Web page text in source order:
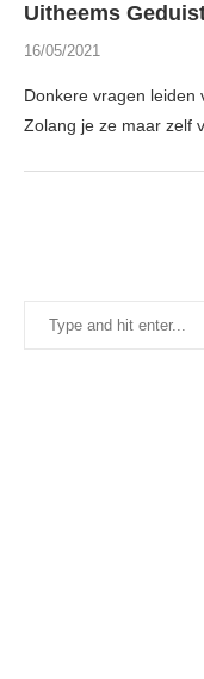
Uitheems
16/05/2021
Donkere vragen leiden
Zolang je ze maar zelf